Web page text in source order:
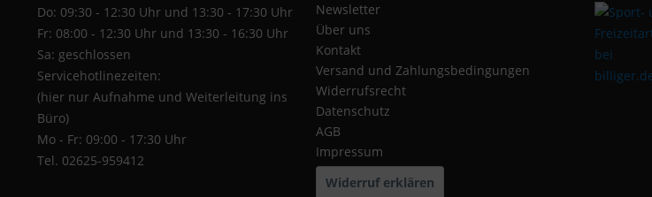
Do: 09:30 - 12:30 Uhr und 13:30 - 17:30 Uhr
Fr: 08:00 - 12:30 Uhr und 13:30 - 16:30 Uhr
Sa: geschlossen
Servicehotlinezeiten:
(hier nur Aufnahme und Weiterleitung ins
Büro)
Mo - Fr: 09:00 - 17:30 Uhr
Tel. 02625-959412
Newsletter
Über uns
Kontakt
Versand und Zahlungsbedingungen
Widerrufsrecht
Datenschutz
AGB
Impressum
Widerruf erklären